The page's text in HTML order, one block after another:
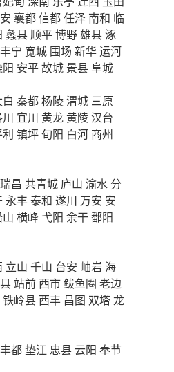
襄都信都任泽 南和 临
蠡县 顺平博野雄县涿
丰宁 宽城 围场 新华运河
安平故城 景县阜城
秦都杨陵渭城 三原
宜川 黄龙黄陵汉台
镇坪旬阳 白河 商州
瑞昌 共青城 庐山 渝水 分
永丰泰和 遂川 万安 安
横峰 弋阳 余干鄱阳
立山 千山 台安 岫岩 海
站前 西市 鲅鱼圈 老边
铁岭县 西丰 昌图 双塔龙
丰都 垫江 忠县 云阳 奉节